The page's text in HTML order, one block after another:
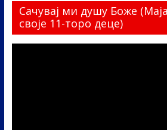
Сачувај ми душу Боже
своје 11-торо деце)